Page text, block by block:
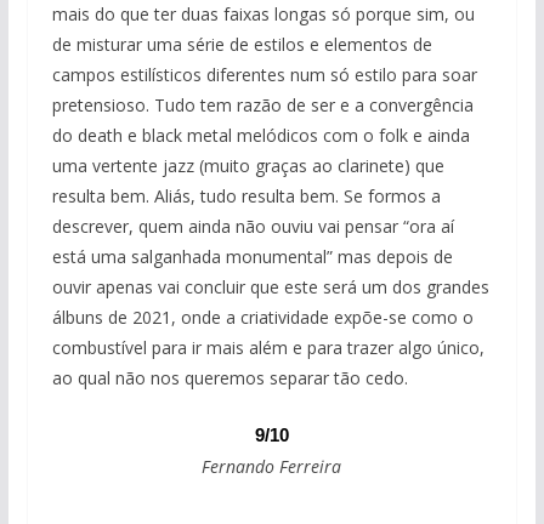
mais do que ter duas faixas longas só porque sim, ou
de misturar uma série de estilos e elementos de
campos estilísticos diferentes num só estilo para soar
pretensioso. Tudo tem razão de ser e a convergência
do death e black metal melódicos com o folk e ainda
uma vertente jazz (muito graças ao clarinete) que
resulta bem. Aliás, tudo resulta bem. Se formos a
descrever, quem ainda não ouviu vai pensar “ora aí
está uma salganhada monumental” mas depois de
ouvir apenas vai concluir que este será um dos grandes
álbuns de 2021, onde a criatividade expõe-se como o
combustível para ir mais além e para trazer algo único,
ao qual não nos queremos separar tão cedo.
9/10
Fernando Ferreira